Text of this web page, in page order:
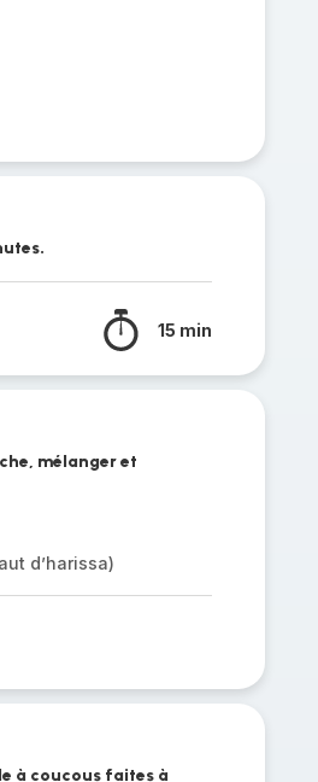
15 min
mélanger et
d’harissa)
à coucous faites à